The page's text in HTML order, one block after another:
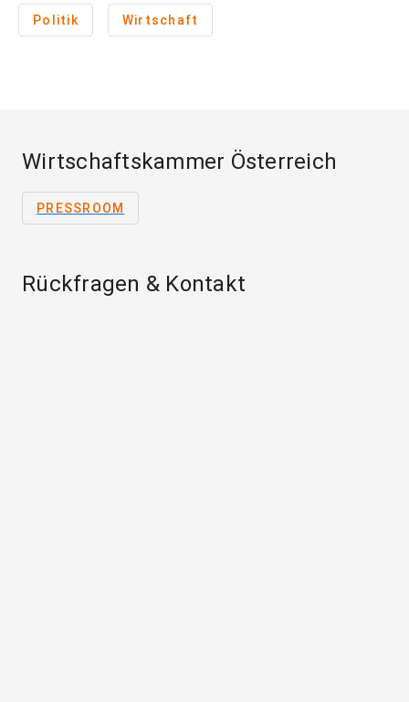
Politik Wirtschaft
Wirtschaftskammer Österreich
PRESSROOM
Rückfragen & Kontakt